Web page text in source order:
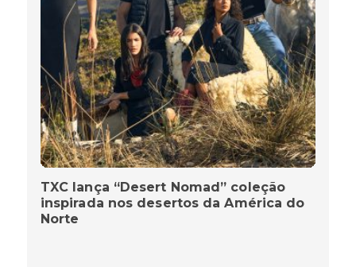
TXC lança “Desert Nomad” coleção
inspirada nos desertos da América do
Norte